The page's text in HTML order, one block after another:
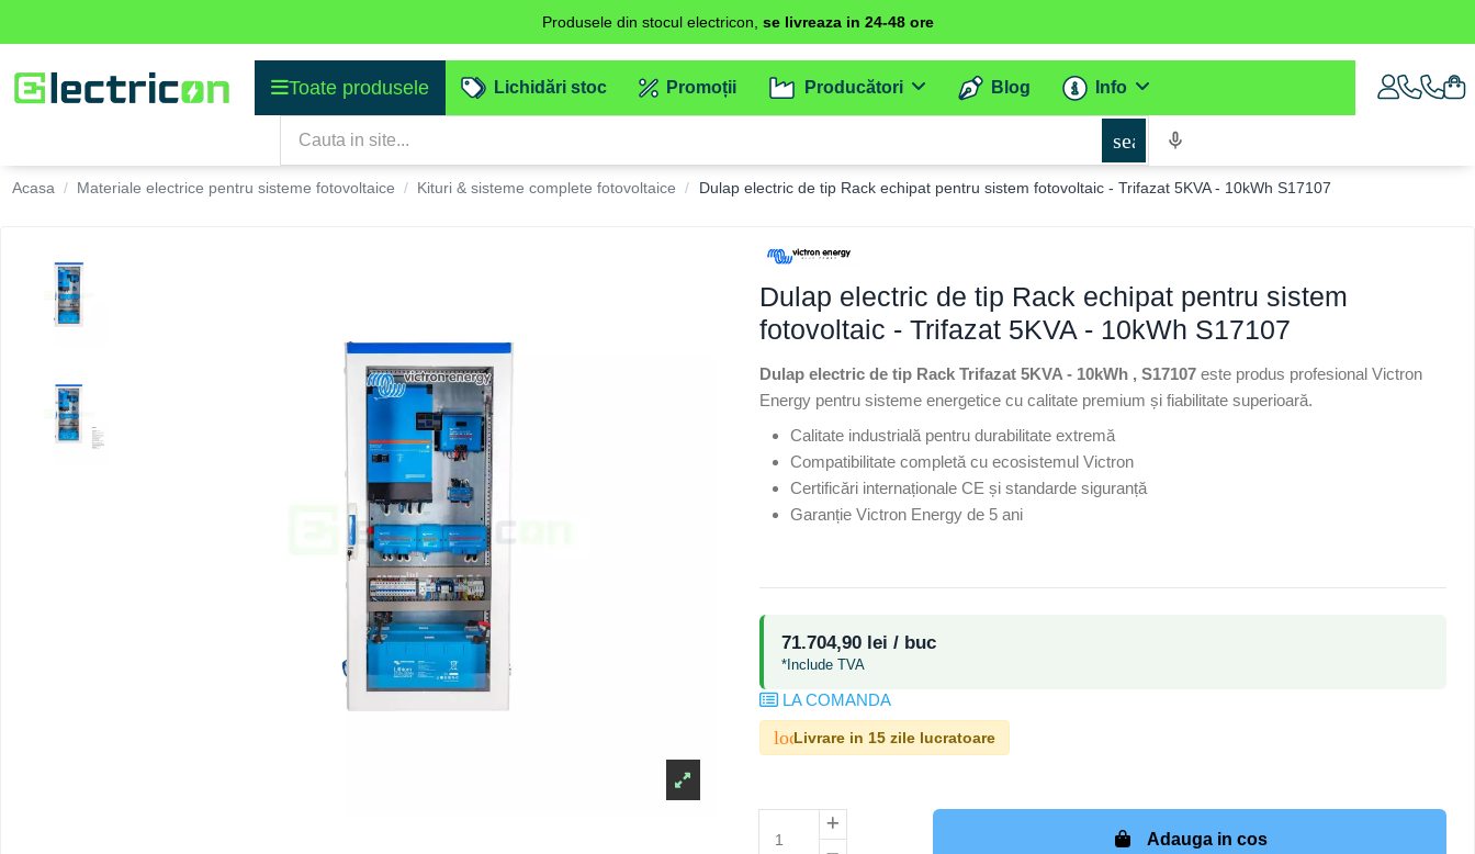
Produsele din stocul electricon, se livreaza in 24-48 ore
Toate produsele Lichidări stoc Promoții Producători Blog Info
search
Acasa Materiale electrice pentru sisteme fotovoltaice Kituri & sisteme complete fotovoltaice Dulap electric de tip Rack echipat pentru sistem fotovoltaic - Trifazat 5KVA - 10kWh S17107
Dulap electric de tip Rack echipat pentru sistem
fotovoltaic - Trifazat 5KVA - 10kWh S17107
Dulap electric de tip Rack Trifazat 5KVA - 10kWh , S17107 este produs profesional Victron
Energy pentru sisteme energetice cu calitate premium și fiabilitate superioară.
Calitate industrială pentru durabilitate extremă
Compatibilitate completă cu ecosistemul Victron
Certificări internaționale CE și standarde siguranță
Garanție Victron Energy de 5 ani
Adauga in cos
71.704,90 lei / buc
*Include TVA
LA COMANDA
local_shipping
Livrare in 15 zile lucratoare